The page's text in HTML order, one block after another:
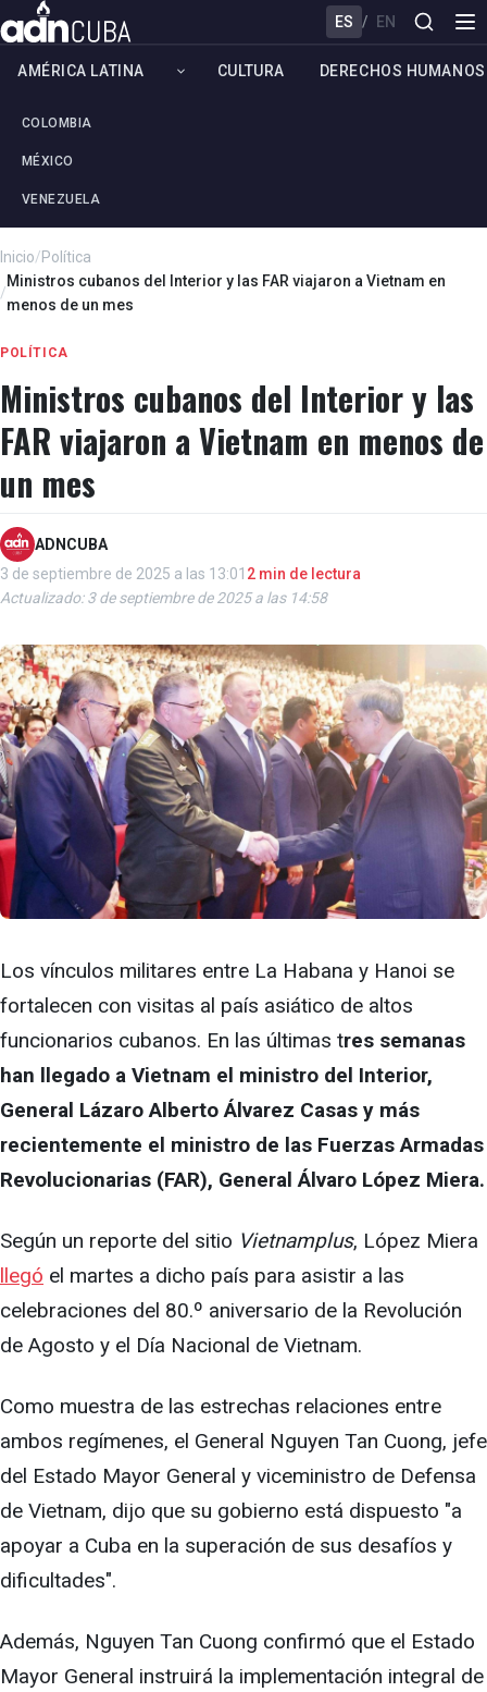
ES / EN
AMÉRICA LATINA
COLOMBIA
MÉXICO
VENEZUELA
CULTURA DERECHOS HUMANOS
Inicio/Política
/
Ministros cubanos del Interior y las FAR viajaron a Vietnam en
menos de un mes
POLÍTICA
Ministros cubanos del Interior y las
FAR viajaron a Vietnam en menos de
un mes
ADNCUBA
3 de septiembre de 2025 a las 13:01 2 min de lectura
Actualizado: 3 de septiembre de 2025 a las 14:58
Los vínculos militares entre La Habana y Hanoi se
fortalecen con visitas al país asiático de altos
funcionarios cubanos. En las últimas tres semanas
han llegado a Vietnam el ministro del Interior,
General Lázaro Alberto Álvarez Casas y más
recientemente el ministro de las Fuerzas Armadas
Revolucionarias (FAR), General Álvaro López Miera.
Según un reporte del sitio Vietnamplus, López Miera
llegó el martes a dicho país para asistir a las
celebraciones del 80.º aniversario de la Revolución
de Agosto y el Día Nacional de Vietnam.
Como muestra de las estrechas relaciones entre
ambos regímenes, el General Nguyen Tan Cuong, jefe
del Estado Mayor General y viceministro de Defensa
de Vietnam, dijo que su gobierno está dispuesto "a
apoyar a Cuba en la superación de sus desafíos y
dificultades".
Además, Nguyen Tan Cuong confirmó que el Estado
Mayor General instruirá la implementación integral de